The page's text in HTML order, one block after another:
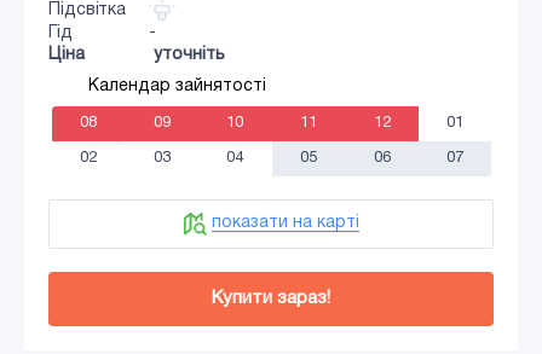
Підсвітка
Гід
-
Ціна
уточніть
Календар зайнятості
08 09 10 11 12 01
02 03 04 05 06 07
показати на карті
Купити зараз!